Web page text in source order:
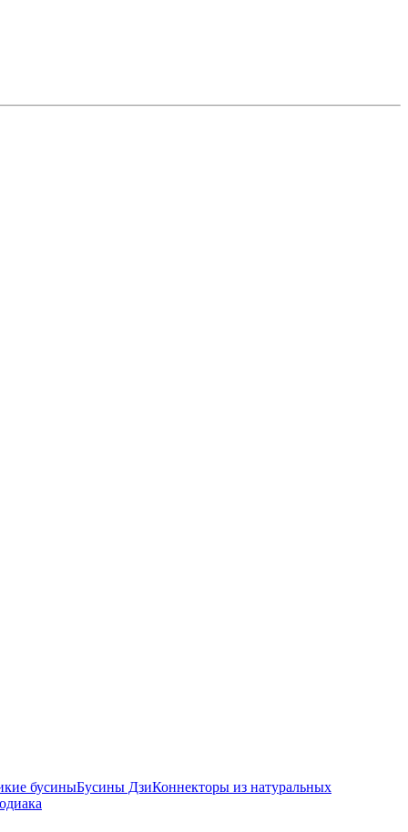
бусиныБусины ДзиКоннекторы из натуральных